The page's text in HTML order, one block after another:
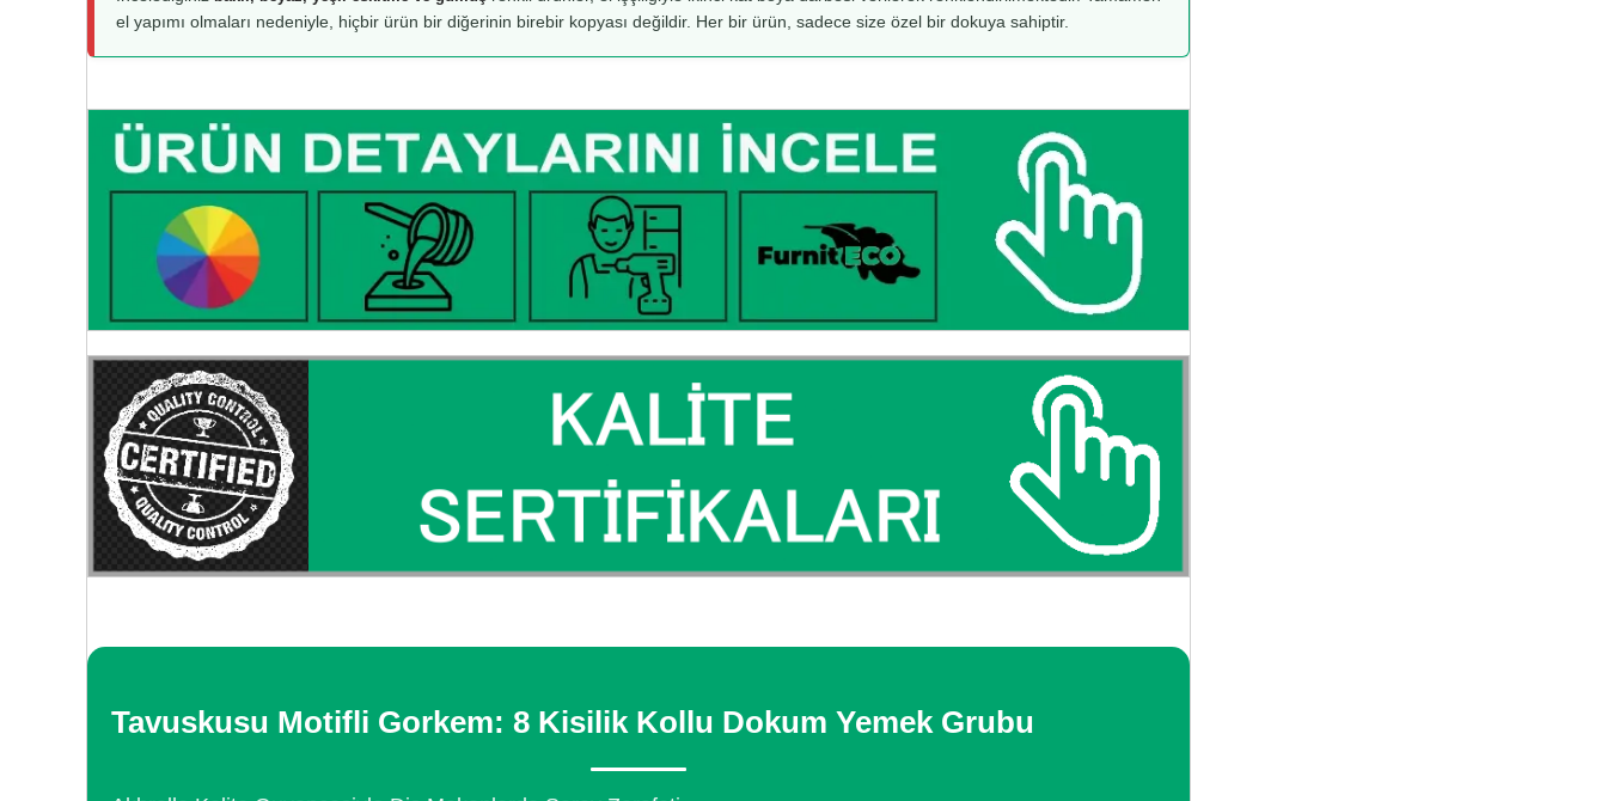
el yapımı olmaları nedeniyle, hiçbir ürün bir diğerinin birebir kopyası değildir. Her bir ürün, sadece size özel bir dokuya sahiptir.
Tavuskusu Motifli Gorkem: 8 Kisilik Kollu Dokum Yemek Grubu